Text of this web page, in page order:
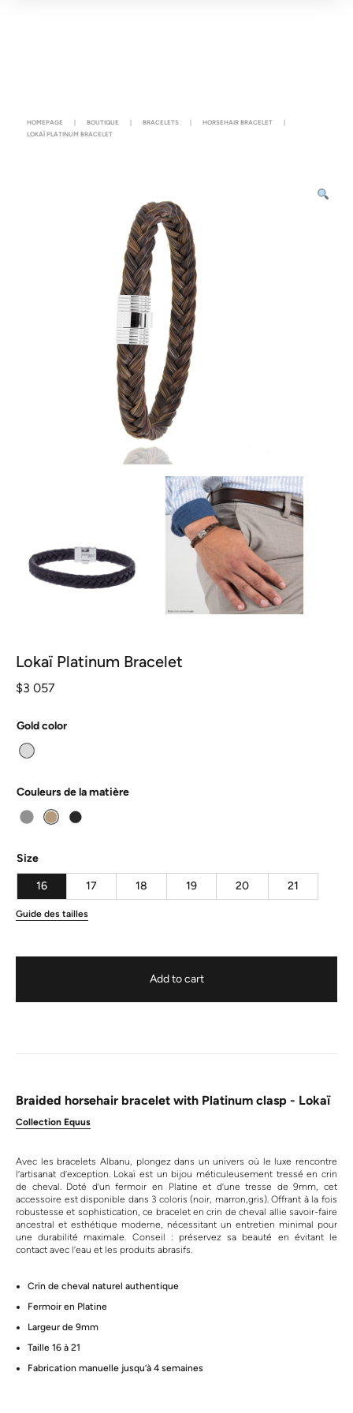
HOMEPAGE | BOUTIQUE | BRACELETS | HORSEHAIR BRACELET
|
LOKAÏ PLATINUM BRACELET
Lokaï Platinum Bracelet
$3 057
Gold color
Couleurs de la matière
Size
16 17 18 19 20 21
Guide des tailles
Add to cart
Braided horsehair bracelet with Platinum clasp - Lokaï
Collection Equus
Avec les bracelets Albanu, plongez dans un univers où le luxe rencontre
l’artisanat d’exception. Lokaï est un bijou méticuleusement tressé en crin
de cheval. Doté d’un fermoir en Platine et d’une tresse de 9mm, cet
accessoire est disponible dans 3 coloris (noir, marron,gris). Offrant à la fois
robustesse et sophistication, ce bracelet en crin de cheval allie savoir-faire
ancestral et esthétique moderne, nécessitant un entretien minimal pour
une durabilité maximale. Conseil : préservez sa beauté en évitant le
contact avec l’eau et les produits abrasifs.
Crin de cheval naturel authentique
Fermoir en Platine
Largeur de 9mm
Taille 16 à 21
Fabrication manuelle jusqu’à 4 semaines